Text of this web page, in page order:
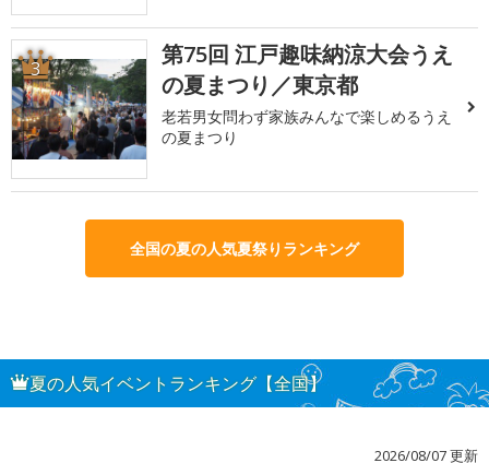
3
第75回 江戸趣味納涼大会うえ
の夏まつり／東京都
老若男女問わず家族みんなで楽しめるうえ
の夏まつり
全国の夏の人気夏祭りランキング
夏の人気イベントランキング【全国】
2026/08/07 更新